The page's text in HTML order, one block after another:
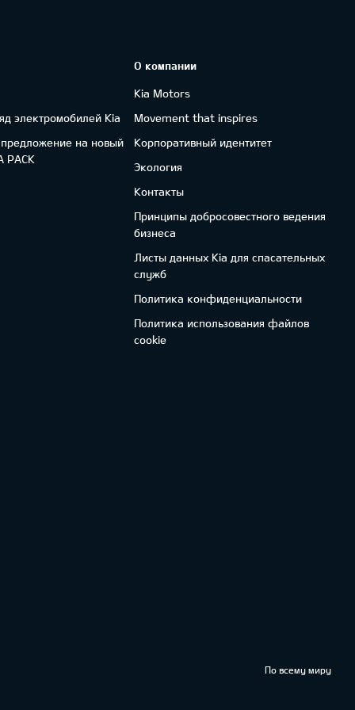
электромобилей Kia
на новый
PACK
О компании
Kia Motors
Movement that inspires
Корпоративный идентитет
Экология
Контакты
Принципы добросовестного ведения
бизнеса
Листы данных Kia для спасательных
служб
Политика конфиденциальности
Политика использования файлов
cookie
По всему миру